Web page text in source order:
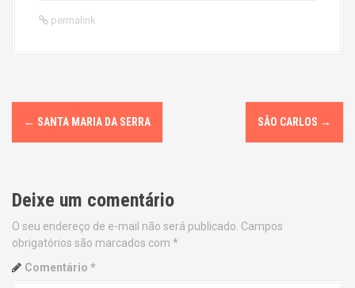
permalink
P
o
t
n
a
← SANTA MARIA DA SERRA SÃO CARLOS →
Deixe um comentário
O seu endereço de e-mail não será publicado. Campos
obrigatórios são marcados com *
Comentário *